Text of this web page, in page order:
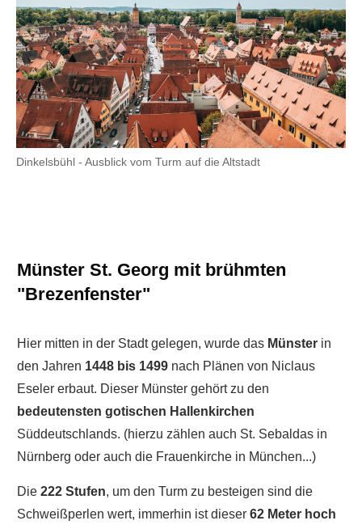
Dinkelsbühl - Ausblick vom Turm auf die Altstadt
Münster St. Georg mit brühmten
"Brezenfenster"
Hier mitten in der Stadt gelegen, wurde das Münster in
den Jahren 1448 bis 1499 nach Plänen von Niclaus
Eseler erbaut. Dieser Münster gehört zu den
bedeutensten gotischen Hallenkirchen
Süddeutschlands. (hierzu zählen auch St. Sebaldas in
Nürnberg oder auch die Frauenkirche in München...)
Die 222 Stufen, um den Turm zu besteigen sind die
Schweißperlen wert, immerhin ist dieser 62 Meter hoch